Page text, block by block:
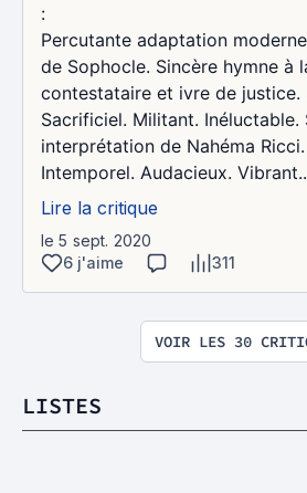
:
Percutante adaptation
de Sophocle. Sincère hymne à
contestataire et ivre de justice.
Sacrificiel. Militant. Inéluctable.
interprétation de Nahéma Ricci.
Intemporel. Audacieux.
Lire la critique
le 5 sept. 2020
6 j'aime
311
VOIR LES 30
LISTES